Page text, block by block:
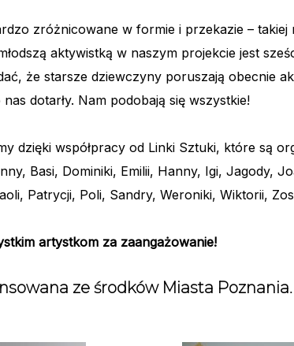
zróżnicowane w formie i przekazie –
aktywistką w naszym projekcie jest
że starsze dziewczyny poruszają obecnie
dotarły. Nam podobają się wszystkie!
dzięki współpracy od Linki Sztuki, które są
Basi, Dominiki, Emilii, Hanny, Igi, Jagody,
Patrycji, Poli, Sandry, Weroniki, Wiktorii,
artystkom za zaangażowanie!
ze środków Miasta Poznania.